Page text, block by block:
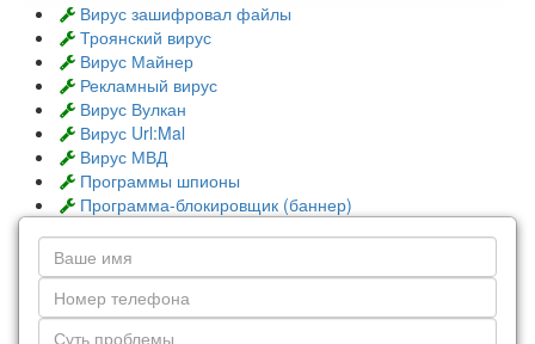
Вирус зашифровал файлы
Троянский вирус
Вирус Майнер
Рекламный вирус
Вирус Вулкан
Вирус Url:Mal
Вирус МВД
Программы шпионы
Программа-блокировщик (баннер)